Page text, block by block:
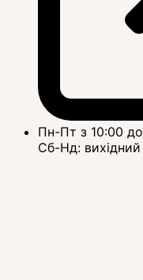
Пн-Пт з 10:00
Сб-Нд: вихідний